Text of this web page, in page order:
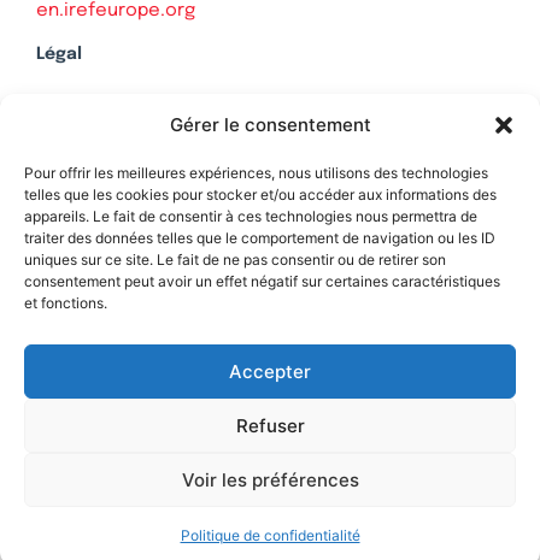
Gérer le consentement
Pour offrir les meilleures expériences, nous utilisons des technologies
telles que les cookies pour stocker et/ou accéder aux informations des
appareils. Le fait de consentir à ces technologies nous permettra de
traiter des données telles que le comportement de navigation ou les ID
uniques sur ce site. Le fait de ne pas consentir ou de retirer son
consentement peut avoir un effet négatif sur certaines caractéristiques
et fonctions.
Accepter
Refuser
Voir les préférences
Politique de confidentialité
en.irefeurope.org
Légal
Politique de confidentialité
Contact
Soutenez Contrepoints
une réalisation SCENE 64